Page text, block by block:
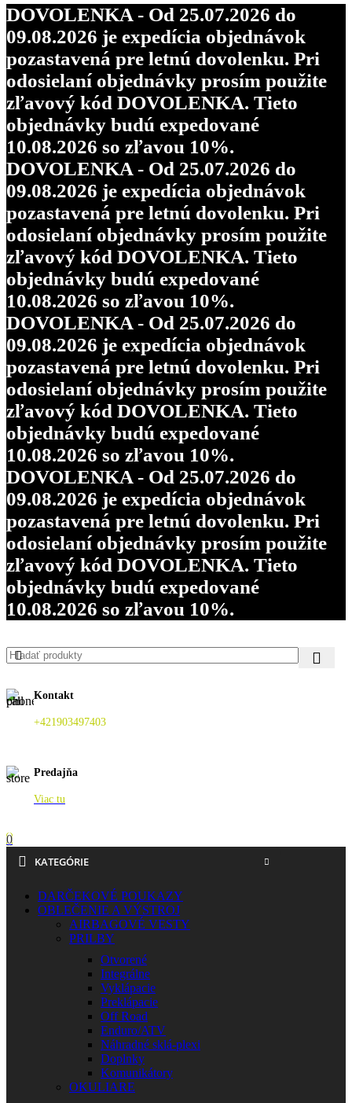
DOVOLENKA - Od 25.07.2026 do
09.08.2026 je expedícia objednávok
pozastavená pre letnú dovolenku. Pri
odosielaní objednávky prosím použite
zľavový kód DOVOLENKA. Tieto
objednávky budú expedované
10.08.2026 so zľavou 10%.
DOVOLENKA - Od 25.07.2026 do
09.08.2026 je expedícia objednávok
pozastavená pre letnú dovolenku. Pri
odosielaní objednávky prosím použite
zľavový kód DOVOLENKA. Tieto
objednávky budú expedované
10.08.2026 so zľavou 10%.
DOVOLENKA - Od 25.07.2026 do
09.08.2026 je expedícia objednávok
pozastavená pre letnú dovolenku. Pri
odosielaní objednávky prosím použite
zľavový kód DOVOLENKA. Tieto
objednávky budú expedované
10.08.2026 so zľavou 10%.
DOVOLENKA - Od 25.07.2026 do
09.08.2026 je expedícia objednávok
pozastavená pre letnú dovolenku. Pri
odosielaní objednávky prosím použite
zľavový kód DOVOLENKA. Tieto
objednávky budú expedované
10.08.2026 so zľavou 10%.
Kontakt
+421903497403
Predajňa
Viac tu
0
KATEGÓRIE
DARČEKOVÉ POUKAZY
OBLEČENIE A VÝSTROJ
AIRBAGOVÉ VESTY
PRILBY
Otvorené
Integrálne
Vyklápacie
Preklápacie
Off Road
Enduro/ATV
Náhradné sklá-plexi
Doplnky
Komunikátory
OKULIARE